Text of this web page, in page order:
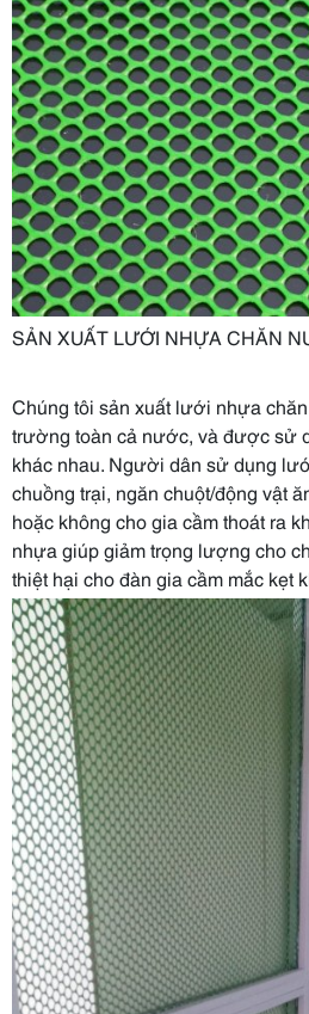
SẢN XUẤT LƯỚI NHỰA CHĂN
Chúng tôi sản xuất lưới nhựa
trường toàn cả nước, và được sử
khác nhau. Người dân sử dụng
chuồng trại, ngăn chuột/động vật
hoặc không cho gia cầm thoát ra
nhựa giúp giảm trọng lượng cho
thiệt hại cho đàn gia cầm mắc kẹt